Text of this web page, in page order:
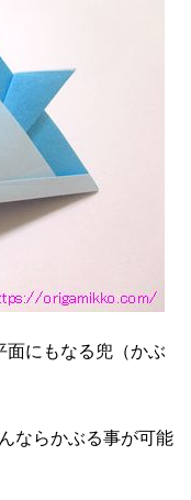
面にもなる兜（かぶ
ならかぶる事が可能